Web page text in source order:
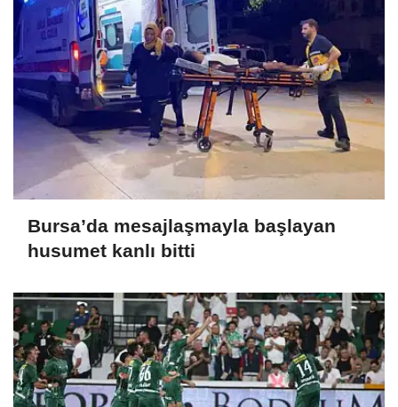
Bursa’da mesajlaşmayla başlayan
husumet kanlı bitti